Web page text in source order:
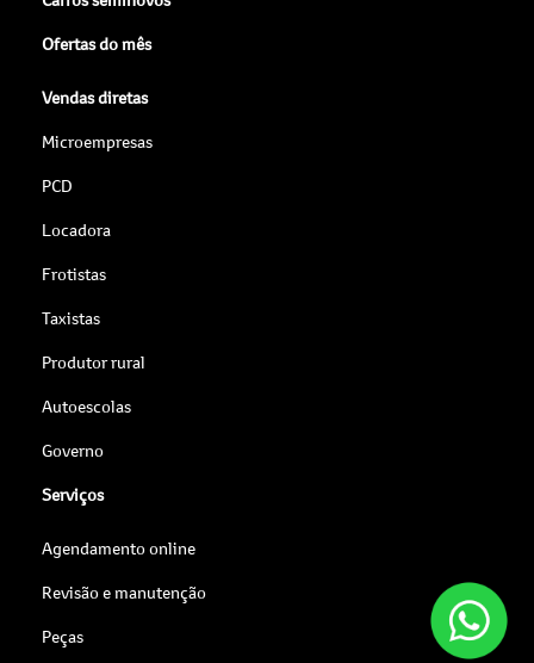
Ofertas do mês
Vendas diretas
Microempresas
PCD
Locadora
Frotistas
Taxistas
Produtor rural
Autoescolas
Governo
Serviços
Agendamento online
Revisão e manutenção
Peças